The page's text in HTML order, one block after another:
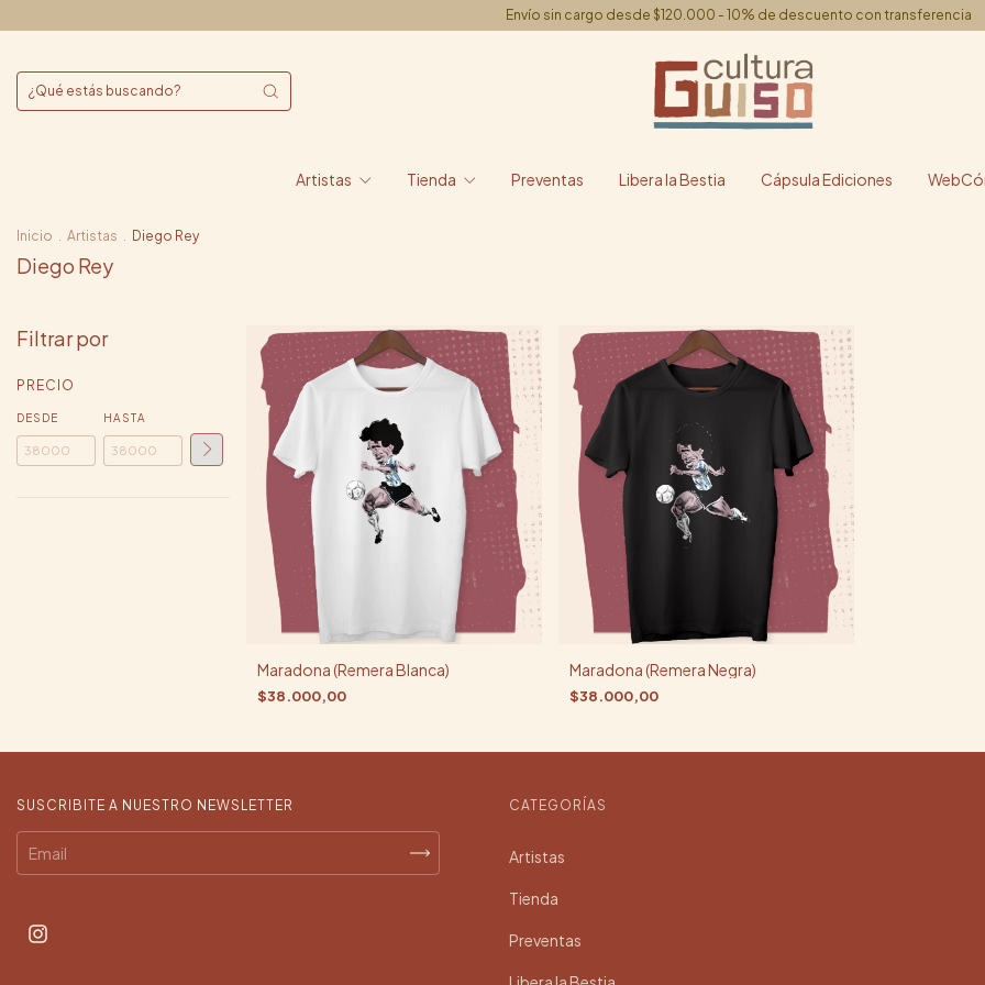
Envío sin cargo desde $120.000 - 10% de descuento con transferencia
Artistas Tienda Preventas Libera la Bestia Cápsula Ediciones
Inicio . Artistas . Diego Rey
Diego Rey
Filtrar por
PRECIO
DESDE HASTA
Maradona (Remera Blanca)
$38.000,00
Maradona (Remera Negra)
$38.000,00
SUSCRIBITE A NUESTRO NEWSLETTER CATEGORÍAS
Artistas
Tienda
Preventas